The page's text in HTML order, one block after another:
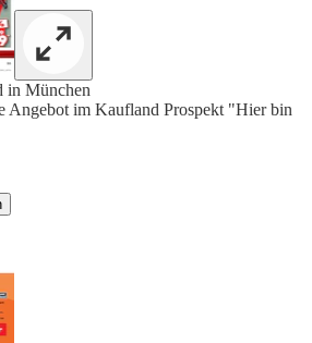
in München
Angebot im Kaufland Prospekt "Hier bin